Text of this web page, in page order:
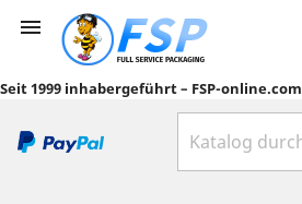

Seit 1999 inhabergeführt – FSP-online.com